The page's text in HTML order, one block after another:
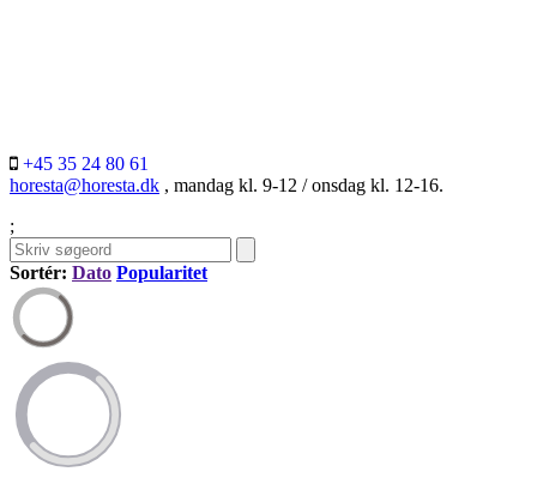
+45 35 24 80 61
horesta@horesta.dk , mandag kl. 9-12 / onsdag kl. 12-16.
;
Sortér: Dato Popularitet